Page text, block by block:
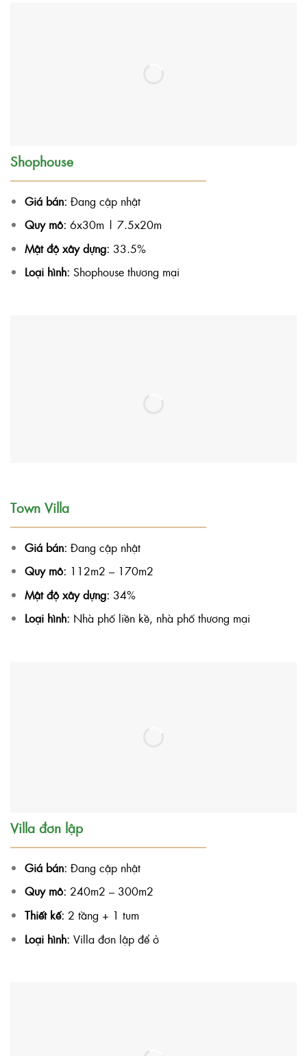
Shophouse
Giá bán: Đang cập nhật
Quy mô: 6x30m | 7.5x20m
Mật độ xây dựng: 33.5%
Loại hình: Shophouse thương mại
Town Villa
Giá bán: Đang cập nhật
Quy mô: 112m2 – 170m2
Mật độ xây dựng: 34%
Loại hình: Nhà phố liền kề, nhà phố thương mại
Villa đơn lập
Giá bán: Đang cập nhật
Quy mô: 240m2 – 300m2
Thiết kế: 2 tầng + 1 tum
Loại hình: Villa đơn lập để ở